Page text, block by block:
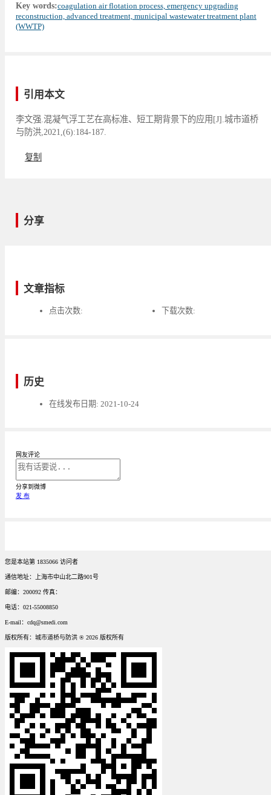
Key words:coagulation air flotation process, emergency upgrading
reconstruction, advanced treatment, municipal wastewater treatment plant
(WWTP)
引用本文
李文强.混凝气浮工艺在高标准、短工期背景下的应用[J].城市道桥
与防洪,2021,(6):184-187.
复制
分享
文章指标
点击次数: 下载次数:
历史
在线发布日期: 2021-10-24
网友评论
分享到微博
发 布
您是本站第 1835066 访问者
通信地址：上海市中山北二路901号
邮编：200092 传真：
电话：021-55008850
E-mail：cdq@smedi.com
版权所有：城市道桥与防洪 ® 2026 版权所有